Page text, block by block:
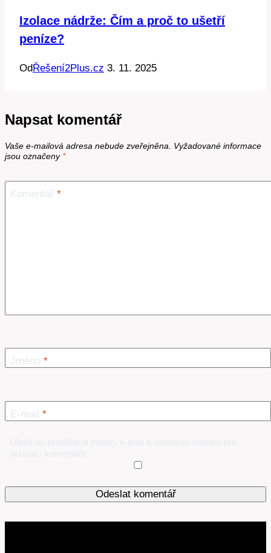
Izolace nádrže: Čím a proč to ušetří
peníze?
OdŘešení2Plus.cz 3. 11. 2025
Napsat komentář
Vaše e-mailová adresa nebude zveřejněna.
Vyžadované informace
jsou označeny *
Komentář *
Jméno *
E-mail *